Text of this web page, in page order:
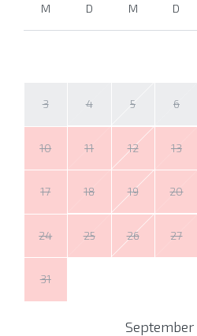
M D M D
3 4 5 6
10 11 12 13
17 18 19 20
24 25 26 27
31
September